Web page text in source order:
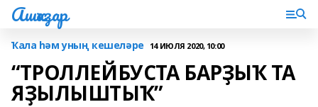
Ашҡаҙар
Ҡала һәм уның кешеләре 14 ИЮЛЯ 2020, 10:00
“ТРОЛЛЕЙБУСТА БАРҘЫҠ ТА
ЯҘЫЛЫШТЫҠ”